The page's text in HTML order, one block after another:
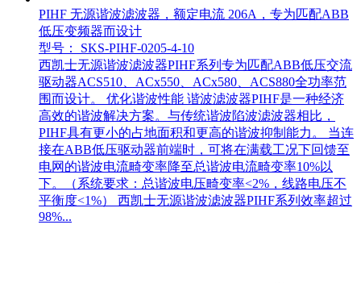
PIHF 无源谐波滤波器，额定电流 206A，专为匹配ABB
低压变频器而设计
型号： SKS-PIHF-0205-4-10
西凯士无源谐波滤波器PIHF系列专为匹配ABB低压交流
驱动器ACS510、ACx550、ACx580、ACS880全功率范
围而设计。 优化谐波性能 谐波滤波器PIHF是一种经济
高效的谐波解决方案。与传统谐波陷波滤波器相比，
PIHF具有更小的占地面积和更高的谐波抑制能力。 当连
接在ABB低压驱动器前端时，可将在满载工况下回馈至
电网的谐波电流畸变率降至总谐波电流畸变率10%以
下。（系统要求：总谐波电压畸变率<2%，线路电压不
平衡度<1%） 西凯士无源谐波滤波器PIHF系列效率超过
98%...